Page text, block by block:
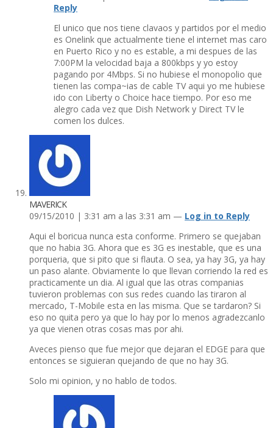
Reply
El unico que nos tiene clavaos y partidos por el medio
es Onelink que actualmente tiene el internet mas caro
en Puerto Rico y no es estable, a mi despues de las
7:00PM la velocidad baja a 800kbps y yo estoy
pagando por 4Mbps. Si no hubiese el monopolio que
tienen las compa~ias de cable TV aqui yo me hubiese
ido con Liberty o Choice hace tiempo. Por eso me
alegro cada vez que Dish Network y Direct TV le
comen los dulces.
MAVERICK
09/15/2010 | 3:31 am a las 3:31 am — Log in to Reply
Aqui el boricua nunca esta conforme. Primero se quejaban
que no habia 3G. Ahora que es 3G es inestable, que es una
porqueria, que si pito que si flauta. O sea, ya hay 3G, ya hay
un paso alante. Obviamente lo que llevan corriendo la red es
practicamente un dia. Al igual que las otras companias
tuvieron problemas con sus redes cuando las tiraron al
mercado, T-Mobile esta en las misma. Que se tardaron? Si
eso no quita pero ya que lo hay por lo menos agradezcanlo
ya que vienen otras cosas mas por ahi.
Aveces pienso que fue mejor que dejaran el EDGE para que
entonces se siguieran quejando de que no hay 3G.
Solo mi opinion, y no hablo de todos.